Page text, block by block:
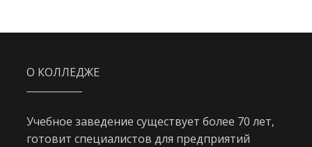
О КОЛЛЕДЖЕ
Учебное заведение существует более 70 лет,
готовит специалистов для предприятий